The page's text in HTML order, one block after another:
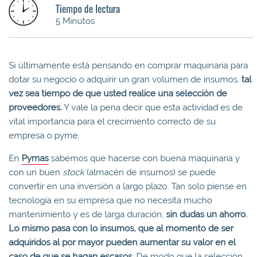
Tiempo de lectura
5 Minutos
Si últimamente está pensando en comprar maquinaria para
dotar su negocio o adquirir un gran volumen de insumos, tal
vez sea tiempo de que usted realice una selección de
proveedores.Y vale la pena decir que esta actividad es de
vital importancia para el crecimiento correcto de su
empresa o pyme.
En Pymas sabemos que hacerse con buena maquinaria y
con un buen stock(almacén de insumos) se puede
convertir en una inversión a largo plazo. Tan solo piense en
tecnología en su empresa que no necesita mucho
mantenimiento y es de larga duración; sin dudas un ahorro.
Lo mismo pasa con lo insumos, que al momento de ser
adquiridos al por mayor pueden aumentar su valor en el